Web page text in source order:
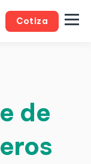
Cotiza
de